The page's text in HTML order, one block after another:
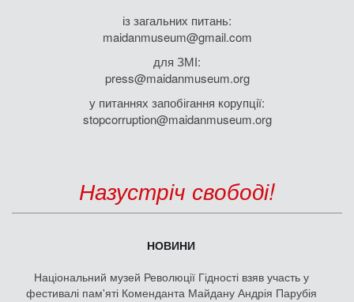
із загальних питань:
maidanmuseum@gmail.com
для ЗМІ:
press@maidanmuseum.org
у питаннях запобігання корупції:
stopcorruption@maidanmuseum.org
Назустріч свободі!
НОВИНИ
Національний музей Революції Гідності взяв участь у
фестивалі пам'яті Коменданта Майдану Андрія Парубія